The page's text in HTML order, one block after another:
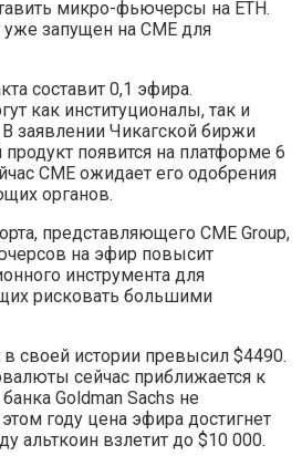
микро-фьючерсы на ETH.
запущен на CME для
составит 0,1 эфира.
как институционалы, так и
заявлении Чикагской биржи
появится на платформе 6
CME ожидает его одобрения
органов.
представляющего CME Group,
на эфир повысит
инструмента для
рисковать большими
своей истории превысил $4490.
сейчас приближается к
Goldman Sachs не
году цена эфира достигнет
альткоин взлетит до $10 000.